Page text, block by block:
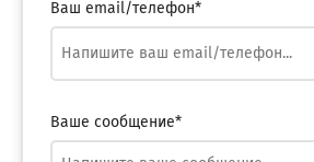
Ваш email/телефон*
Ваше сообщение*